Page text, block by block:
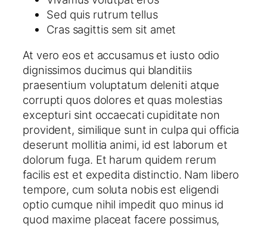
Sed quis rutrum tellus
Cras sagittis sem sit amet
At vero eos et accusamus et iusto odio
dignissimos ducimus qui blanditiis
praesentium voluptatum deleniti atque
corrupti quos dolores et quas molestias
excepturi sint occaecati cupiditate non
provident, similique sunt in culpa qui officia
deserunt mollitia animi, id est laborum et
dolorum fuga. Et harum quidem rerum
facilis est et expedita distinctio. Nam libero
tempore, cum soluta nobis est eligendi
optio cumque nihil impedit quo minus id
quod maxime placeat facere possimus,